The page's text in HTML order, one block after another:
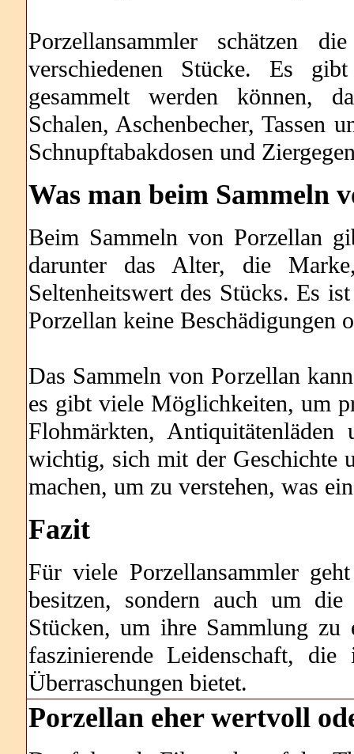
Porzellansammler schätzen
verschiedenen Stücke. Es
gesammelt werden können,
Schalen, Aschenbecher, Tassen
Schnupftabakdosen und
Was man beim Sammeln
Beim Sammeln von Porzellan
darunter das Alter, die
Seltenheitswert des Stücks. Es
Porzellan keine Beschädigungen
Das Sammeln von Porzellan
es gibt viele Möglichkeiten, um
Flohmärkten,
wichtig, sich mit der Geschichte
machen, um zu verstehen, was
Fazit
Für viele Porzellansammler
besitzen, sondern auch um
Stücken, um ihre Sammlung
faszinierende Leidenschaft,
Überraschungen bietet.
Porzellan eher wertvoll